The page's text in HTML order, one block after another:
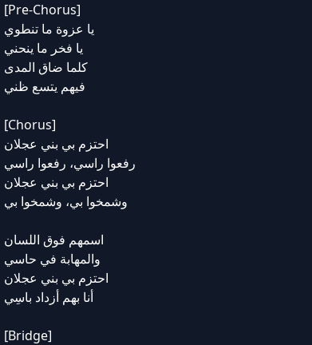
[Pre-Chorus]
يا عزوة ما تنطوي
يا فخر ما ينحني
كلما ضاق المدى
فيهم يتسع ظني
[Chorus]
احتزم بي بني عجلان
رفعوا راسي، رفعوا راسي
احتزم بي بني عجلان
وشمخوا بي، وشمخوا بي
اسمهم فوق اللسان
والمهابة في حاسي
احتزم بي بني عجلان
أنا بهم أزداد باسِي
[Bridge]